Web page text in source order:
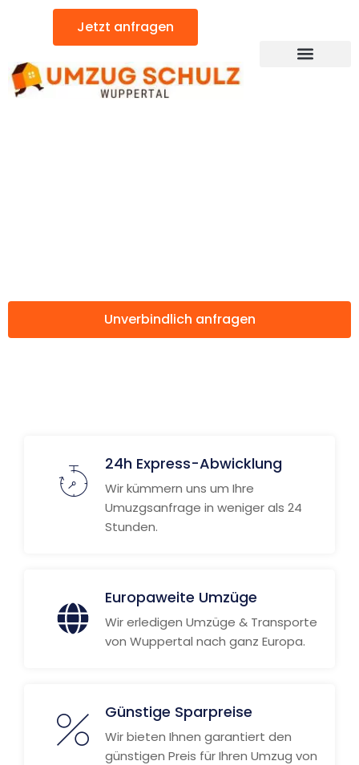
Jetzt anfragen
Unverbindlich anfragen
24h Express-Abwicklung
Wir kümmern uns um Ihre
Umuzgsanfrage in weniger als 24
Stunden.
Europaweite Umzüge
Wir erledigen Umzüge & Transporte
von Wuppertal nach ganz Europa.
Günstige Sparpreise
Wir bieten Ihnen garantiert den
günstigen Preis für Ihren Umzug von